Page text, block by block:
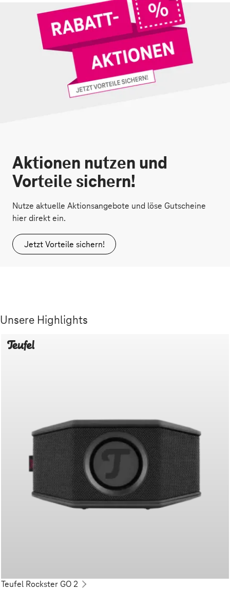
Aktionen nutzen und
Vorteile sichern!
Nutze aktuelle Aktionsangebote und löse Gutscheine
hier direkt ein.
Jetzt Vorteile sichern!
Unsere Highlights
Teufel Rockster GO 2